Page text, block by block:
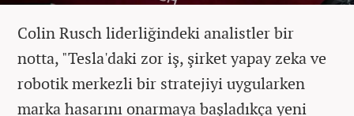
Colin Rusch liderliğindeki analistler bir
notta, "Tesla'daki zor iş, şirket yapay zeka ve
robotik merkezli bir stratejiyi uygularken
marka hasarını onarmaya başladıkça yeni